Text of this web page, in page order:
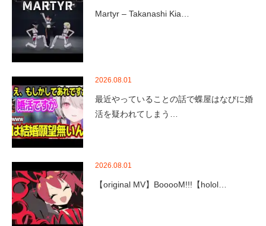
Martyr – Takanashi Kia…
2026.08.01
最近やっていることの話で蝶屋はなびに婚
活を疑われてしまう…
2026.08.01
【original MV】BooooM!!!【holol…